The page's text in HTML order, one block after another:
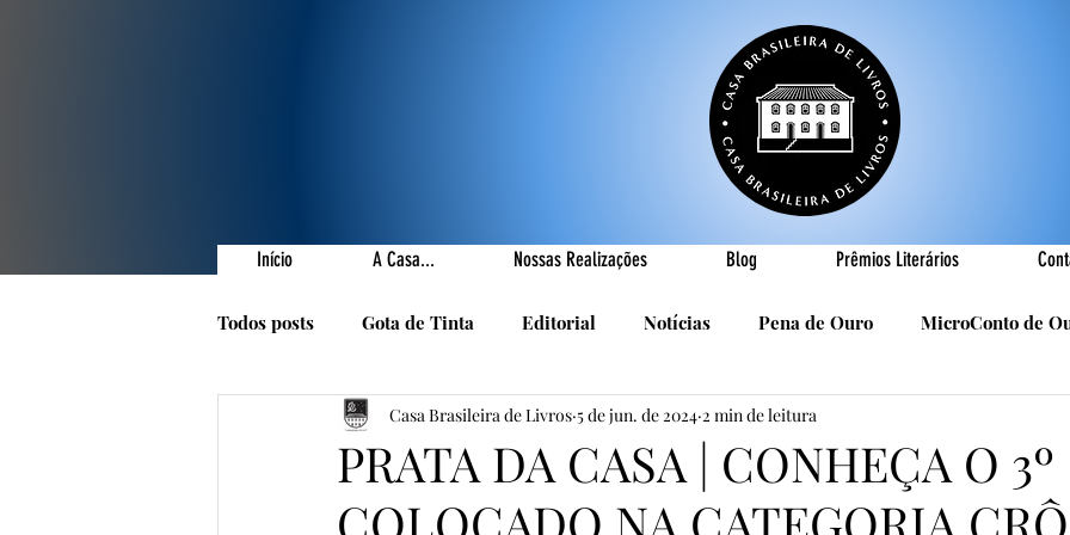
Início A Casa... Nossas Realizações Blog Prêmios Literários
Todos posts Gota de Tinta Editorial Notícias Pena de Ouro MicroConto de
Prêmios Literários Nossas Realizações Cândido Luís Vasques
1001 Poetas Autores da Casa R. Roldan-Roldan Carlos Nejar Sebastião
PRATA DA CASA | CONHEÇA O 3º
Casa Brasileira de Livros 5 de jun. de 2024 2 min de leitura